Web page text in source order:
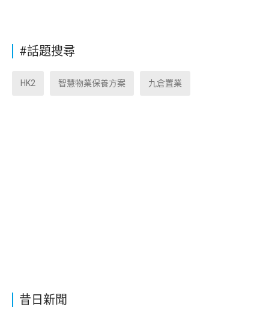
昔日新聞
#話題搜尋
HK2 智慧物業保養方案 九倉置業